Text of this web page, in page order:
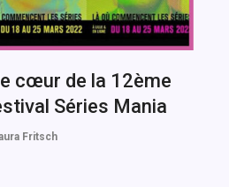
cœur de la 12ème
Séries Mania
Fritsch